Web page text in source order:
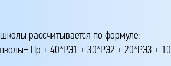
рассчитывается по формуле:
Пр + 40*РЭ1 + 30*РЭ2 + 20*РЭ3 +